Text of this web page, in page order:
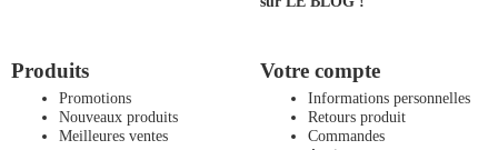
Produits
Promotions
Nouveaux produits
Meilleures ventes
Votre compte
Informations personnelles
Retours produit
Commandes